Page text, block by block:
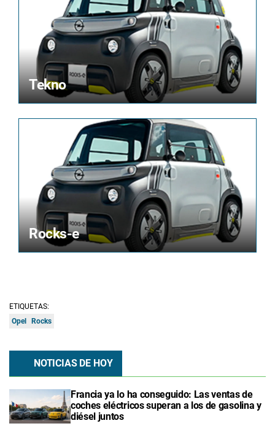
Tekno
Rocks-e
ETIQUETAS:
Opel
Rocks
NOTICIAS DE HOY
Francia ya lo ha conseguido: Las ventas de
coches eléctricos superan a los de gasolina y
diésel juntos